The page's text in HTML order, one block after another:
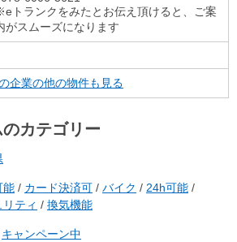
トランクをみたとお伝え頂けると、ご案
がスムーズになります
企業の他の物件も見る
のカテゴリー
能 / カード決済可 / バイク / 24h可能 /
ティ / 換気機能
キャンペーン中